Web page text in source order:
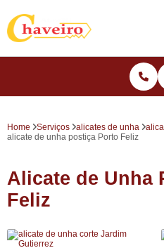
Home Serviços alicates de unha
alicate de unha postiça Porto Feliz
Alicate de Unha
Feliz